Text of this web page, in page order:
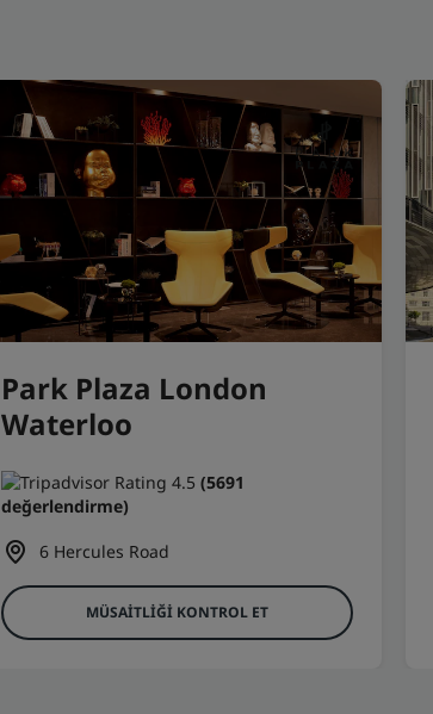
Park Plaza London
Waterloo
(5691
değerlendirme)
6 Hercules Road
MÜSAITLIĞI KONTROL ET